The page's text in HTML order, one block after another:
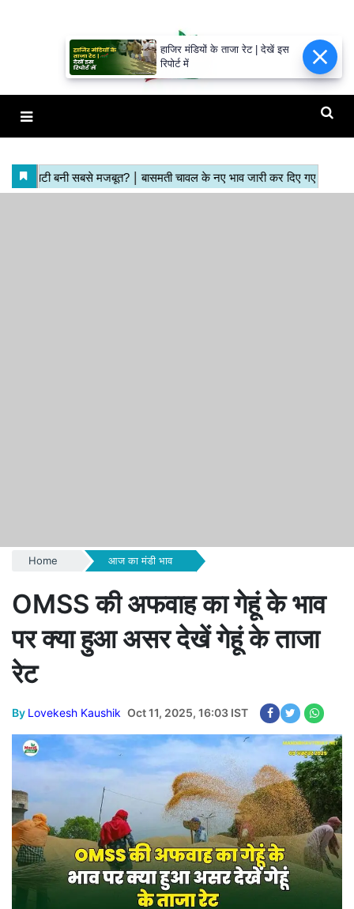
Home आज का मंडी भाव
OMSS की अफवाह का गेहूं के भाव
पर क्या हुआ असर देखें गेहूं के ताजा
रेट
By Lovekesh Kaushik Oct 11, 2025, 16:03 IST
हाजिर मंडियों के ताजा रेट | देखें इस
रिपोर्ट में